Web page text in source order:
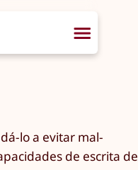
lo a evitar mal-
de escrita de